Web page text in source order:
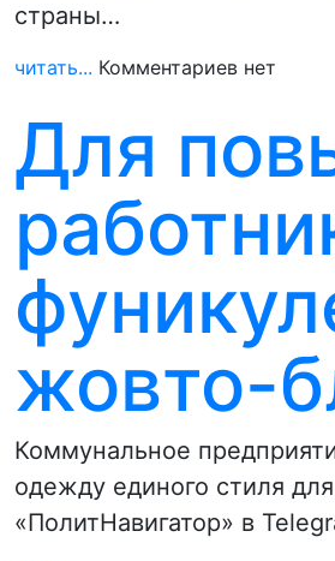
страны…
читать... Комментариев нет
Для
жовто-
Коммунальное
одежду единого стиля
«ПолитНавигатор» в